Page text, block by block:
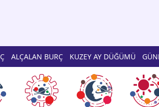
ALÇALAN BURÇ KUZEY AY DÜĞÜMÜ